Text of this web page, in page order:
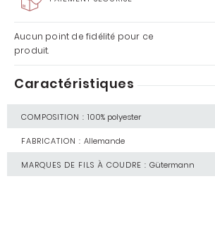
Aucun point de fidélité pour ce
produit.
Caractéristiques
COMPOSITION : 100% polyester
FABRICATION : Allemande
MARQUES DE FILS À COUDRE : Gütermann